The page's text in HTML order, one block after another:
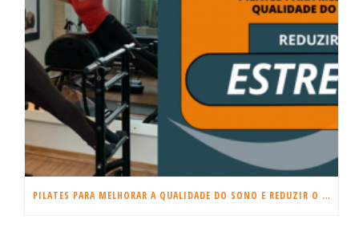
PILATES PARA MELHORAR A QUALIDADE DO SONO E REDUZIR O ESTRESSE